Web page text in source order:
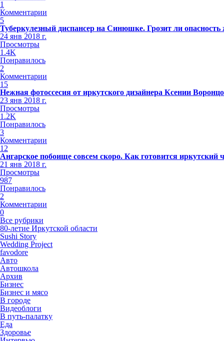
1
Комментарии
5
Туберкулезный диспансер на Синюшке. Грозит ли опасность
24 янв 2018 г.
Просмотры
1.4K
Понравилось
2
Комментарии
15
Нежная фотоссесия от иркутского дизайнера Ксении
23 янв 2018 г.
Просмотры
1.2K
Понравилось
3
Комментарии
12
Ангарское побоище совсем скоро. Как готовится иркутский
21 янв 2018 г.
Просмотры
987
Понравилось
2
Комментарии
0
Все рубрики
80-летие Иркутской области
Sushi Story
Wedding Project
favodore
Авто
Автошкола
Архив
Бизнес
Бизнес и мясо
В городе
Видеоблоги
В путь-палатку
Еда
Здоровье